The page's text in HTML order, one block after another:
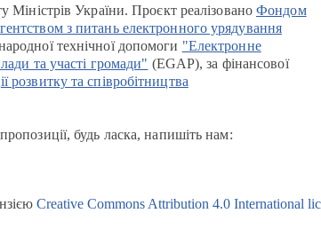
Міністрів України. Проєкт реалізованоФондом
з питань електронного урядування
технічної допомоги "Електронне
та участі громади" (EGAP), за фінансової
розвитку та співробітництва
будь ласка, напишіть нам:
Creative Commons Attribution 4.0 International